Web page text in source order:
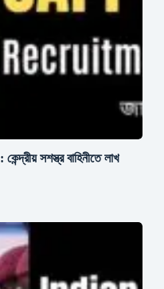
সশস্ত্র বাহিনীতে লাখ